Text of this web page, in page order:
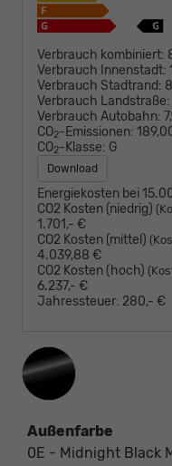
Verbrauch kombiniert:
Verbrauch Innenstadt:
Verbrauch Stadtrand:
Verbrauch Landstraße:
Verbrauch Autobahn:
CO2-Emissionen:
CO2-Klasse: G
Download
Energiekosten bei
CO2 Kosten (niedrig)
1.701,- €
CO2 Kosten (mittel)
4.039,88 €
CO2 Kosten (hoch)
6.237,- €
Jahressteuer: 280,- €
Außenfarbe
0E - Midnight Black